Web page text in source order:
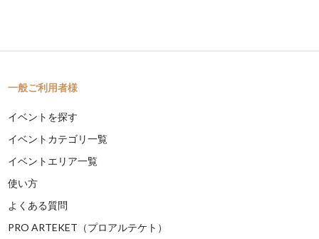
一般ご利用者様
イベントを探す
イベントカテゴリ一覧
イベントエリア一覧
使い方
よくある質問
PRO ARTEKET（プロアルテケト）